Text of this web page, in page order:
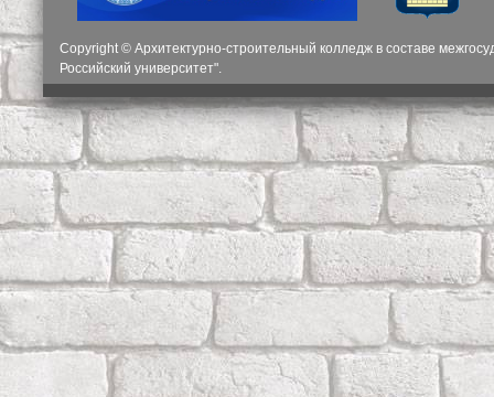
Copyright © Архитектурно-строительный колледж в составе
Российский университет".